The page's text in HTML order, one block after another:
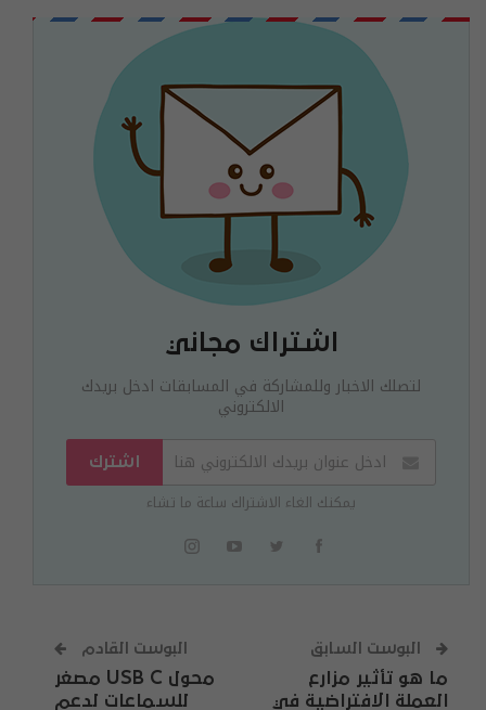
اشتراك مجاني
لتصلك الاخبار وللمشاركة في المسابقات ادخل بريدك
الالكتروني
اشترك
يمكنك الغاء الاشتراك ساعة ما تشاء
البوست السابق
ما هو تأثير مزارع
العملة الافتراضية في
البوست القادم
محول USB C مصغر
للسماعات لدعم